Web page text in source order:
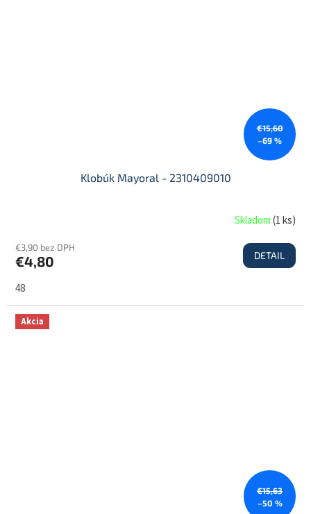
€15,60
–69 %
Klobúk Mayoral - 2310409010
Skladom(1 ks)
€3,90 bez DPH
€4,80 DETAIL
48
Akcia
€15,63
–50 %